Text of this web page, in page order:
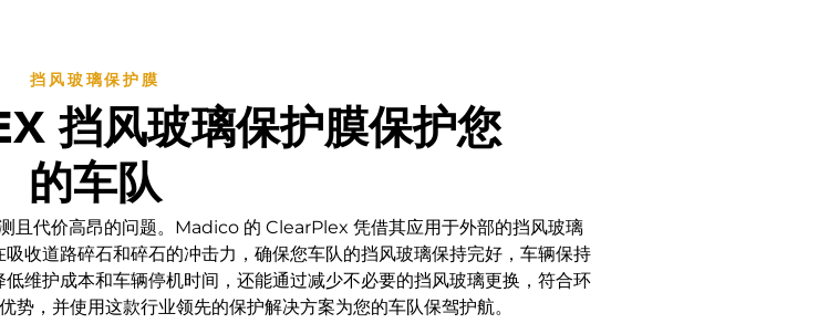
挡风玻璃保护膜
挡风玻璃保护膜保护您
的车队
且代价高昂的问题。Madico 的 ClearPlex 凭借其应用于外部的挡风玻璃
收道路碎石和碎石的冲击力，确保您车队的挡风玻璃保持完好，车辆保持
维护成本和车辆停机时间，还能通过减少不必要的挡风玻璃更换，符合环
，并使用这款行业领先的保护解决方案为您的车队保驾护航。